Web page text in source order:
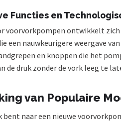
Functies en
voorvorkpompen ontwikkelt
een nauwkeurigere weergave
en knoppen die het
de druk zonder de vork leeg te
van Populaire
bent naar een nieuwe